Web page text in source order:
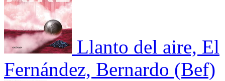
Llanto del aire, El
Fernández, Bernardo (Bef)